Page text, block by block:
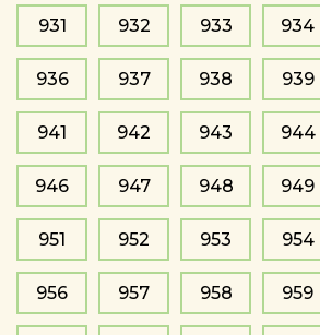
931 932 933 934
936 937 938 939
941 942 943 944
946 947 948 949
951 952 953 954
956 957 958 959